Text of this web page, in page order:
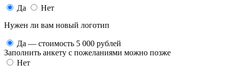
Да
Нет
Нужен ли вам новый логотип
Да — стоимость 5 000 рублей
Заполнить анкету с пожеланиями можно позже
Нет